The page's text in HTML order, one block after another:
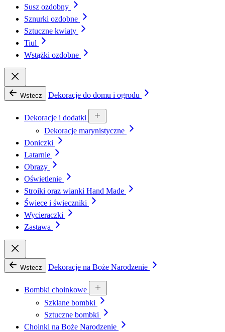
Susz ozdobny
Sznurki ozdobne
Sztuczne kwiaty
Tiul
Wstążki ozdobne
Wstecz Dekoracje do domu i ogrodu
Dekoracje i dodatki
Dekoracje marynistyczne
Doniczki
Latarnie
Obrazy
Oświetlenie
Stroiki oraz wianki Hand Made
Świece i świeczniki
Wycieraczki
Zastawa
Wstecz Dekoracje na Boże Narodzenie
Bombki choinkowe
Szklane bombki
Sztuczne bombki
Choinki na Boże Narodzenie